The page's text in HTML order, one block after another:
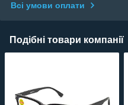
Всі умови оплати
Подібні товари компанії